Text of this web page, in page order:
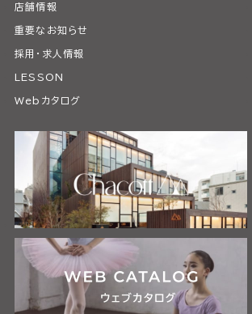
店舗情報
重要なお知らせ
採用・求人情報
LESSON
Webカタログ